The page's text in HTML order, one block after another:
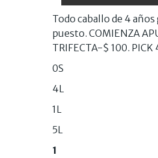
Todo caballo de 4
puesto. COMIENZA
TRIFECTA-$ 100.
0S
4L
1L
5L
1